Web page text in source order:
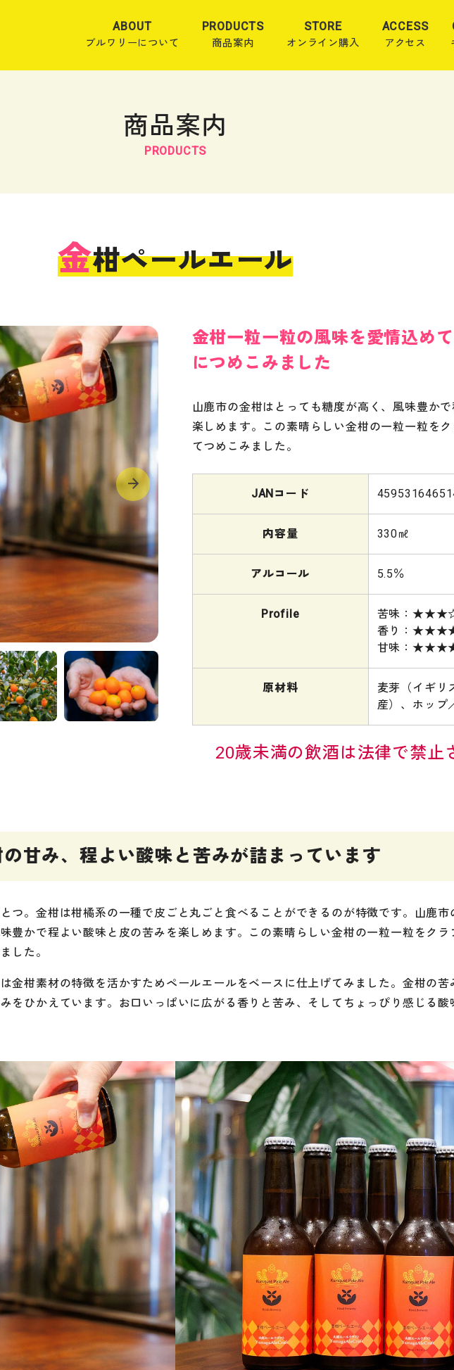
ABOUT
ブルワリーについて
PRODUCTS
商品案内
STORE
オンライン購入
ACCESS
アクセス
商品案内
PRODUCTS
金柑ペールエール
金柑一粒一粒の風味を愛情込め
につめこみました
山鹿市の金柑はとっても糖度が高く、風味豊か
楽しめます。この素晴らしい金柑の一粒一粒を
てつめこみました。
JANコード
内容量 330㎖
アルコール 5.5％
Profile
苦味：
香り：
甘味：
原材料
麦芽（イギリ
産）、ホップ
20歳未満の飲酒は法律で禁止
甘み、程よい酸味と苦みが詰まっています
つ。金柑は柑橘系の一種で皮ごと丸ごと食べることができるのが特徴です。山鹿市
豊かで程よい酸味と皮の苦みを楽しめます。この素晴らしい金柑の一粒一粒をクラ
した。
金柑素材の特徴を活かすためペールエールをベースに仕上げてみました。金柑の苦
をひかえています。お口いっぱいに広がる香りと苦み、そしてちょっぴり感じる酸